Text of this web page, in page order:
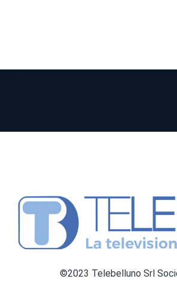
©2023 Telebelluno Srl